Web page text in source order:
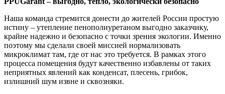
Наша команда стремится донести до жителей России простую
истину – утепление пенополиуретаном выгодно заказчику,
крайне надежно и безопасно с точки зрения экологии. Именно
поэтому мы сделали своей миссией нормализовать
микроклимат там, где от нас это требуется. В рамках этого
процесса помещения будут качественно избавлены от таких
неприятных явлений как конденсат, плесень, грибок,
излишний шум извне и сквозняки.